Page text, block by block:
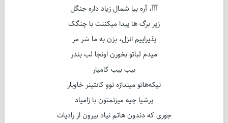
آآآ، آره بیا شمال زیاد داره جنگل
زیر برگ ها پیدا میکننت با چنگک
پذیراییم انزل، بزن به ما سَر مر
میدم لباتو بخورن اونجا لب بندر
بیب بیب کامیار
تیکه‌هاتو میندازه توو کانتینر خاویار
پرشیا چیه میزنمتون با زامیاد
جوری که دندون‌ هاتم نیاد بیرون از رادیات